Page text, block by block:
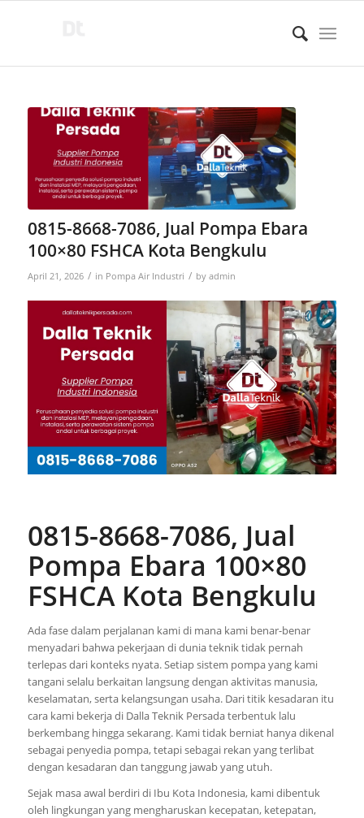
0815-8668-7086, Jual Pompa Ebara
100×80 FSHCA Kota Bengkulu
April 21, 2026 / in Pompa Air Industri / by admin
0815-8668-7086, Jual
Pompa Ebara 100×80
FSHCA Kota Bengkulu
Ada fase dalam perjalanan kami di mana kami benar-benar
menyadari bahwa pekerjaan di dunia teknik tidak pernah
terlepas dari konteks nyata. Setiap sistem pompa yang kami
tangani selalu berkaitan langsung dengan aktivitas manusia,
keselamatan, serta kelangsungan usaha. Dari titik kesadaran itu
cara kami bekerja di Dalla Teknik Persada terbentuk lalu
berkembang hingga sekarang. Kami tidak berniat hanya dikenal
sebagai penyedia pompa, tetapi sebagai rekan yang terlibat
dengan kesadaran dan tanggung jawab yang utuh.
Sejak masa awal berdiri di Ibu Kota Indonesia, kami dibentuk
oleh lingkungan yang mengharuskan kecepatan, ketepatan,